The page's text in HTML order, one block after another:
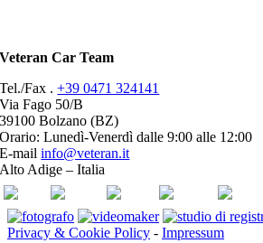
Veteran Car Team
Tel./Fax .+39 0471 324141
Via Fago 50/B
39100 Bolzano (BZ)
Orario: Lunedì-Venerdì dalle 9:00 alle 12:00
E-mailinfo@veteran.it
Alto Adige – Italia
ASI
FIVA ACI youtube facebook
Privacy & Cookie Policy - Impressum